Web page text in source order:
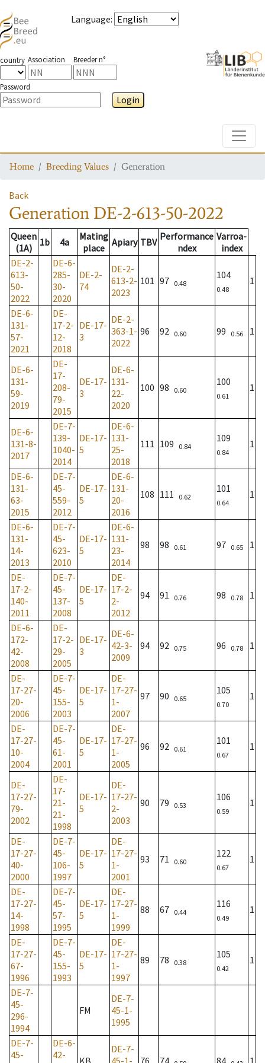
Language:
country Association Breeder n°
Password
Login
Home Breeding Values Generation
Back
Generation DE-2-613-50-2022
Queen
(1A)
1b 4a
Mating
place Apiary TBV Performance
ndex
Varroa-
index
DE-2-
613-
50-
2022
DE-6-
285-
30-
2020
DE-2-
74
DE-2-
613-2-
2023
101 97 0.48
104
0.48
1
DE-6-
131-
57-
2021
DE-
17-2-
12-
2018
DE-17-
3
DE-2-
363-1-
2022
96 92 0.60 99 0.56 1
DE-6-
131-
59-
2019
DE-
17-
208-
79-
2015
DE-17-
3
DE-6-
131-
22-
2020
100 98 0.60
100
0.61
1
DE-6-
131-8-
2017
DE-7-
139-
1040-
2014
DE-17-
5
DE-6-
131-
25-
2018
111 109 0.84
109
0.84
1
DE-6-
131-
63-
2015
DE-7-
45-
559-
2012
DE-17-
5
DE-6-
131-
20-
2016
108 111 0.62
101
0.64
1
DE-6-
131-
14-
2013
DE-7-
45-
623-
2010
DE-17-
5
DE-6-
131-
23-
2014
98 98 0.61 97 0.65 1
DE-
17-2-
140-
2011
DE-7-
45-
137-
2008
DE-17-
5
DE-
17-2-
2-
2012
94 91 0.76 98 0.78 1
DE-6-
172-
42-
2008
DE-
17-2-
29-
2005
DE-17-
3
DE-6-
42-3-
2009
94 92 0.75 96 0.78 1
DE-
17-27-
20-
2006
DE-7-
45-
155-
2003
DE-17-
5
DE-
17-27-
1-
2007
97 90 0.65
105
0.70
1
DE-
17-27-
10-
2004
DE-7-
45-
61-
2001
DE-17-
5
DE-
17-27-
1-
2005
96 92 0.61
101
0.67
1
DE-
17-27-
79-
2002
DE-
17-
21-
21-
1998
DE-17-
5
DE-
17-27-
2-
2003
90 79 0.53
106
0.59
1
DE-
17-27-
40-
2000
DE-7-
45-
106-
1997
DE-17-
5
DE-
17-27-
1-
2001
93 71 0.60
122
0.67
1
DE-
17-27-
14-
1998
DE-7-
45-
57-
1995
DE-17-
5
DE-
17-27-
1-
1999
88 67 0.44
116
0.49
1
DE-
17-27-
67-
1996
DE-7-
45-
155-
1993
DE-17-
5
DE-
17-27-
1-
1997
89 78 0.38
105
0.42
1
DE-7-
45-
296-
1994
FM
DE-7-
45-1-
1995
DE-7-
45-
DE-6-
42-
DE-7-